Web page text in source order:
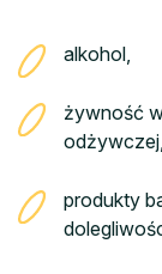
alkohol,
żywność
odżywczej,
produkty